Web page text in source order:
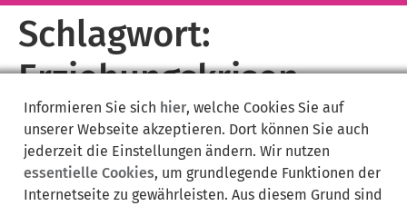
Schlagwort:
Erziehungskrisen
Informieren Sie sich hier, welche Cookies Sie auf
unserer Webseite akzeptieren. Dort können Sie auch
jederzeit die Einstellungen ändern. Wir nutzen
essentielle Cookies, um grundlegende Funktionen der
Internetseite zu gewährleisten. Aus diesem Grund sind